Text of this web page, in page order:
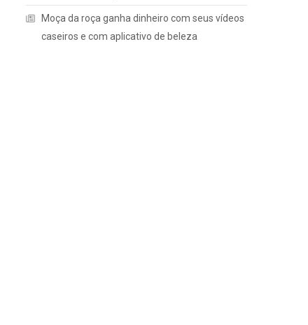
Moça da roça ganha dinheiro com seus vídeos
caseiros e com aplicativo de beleza